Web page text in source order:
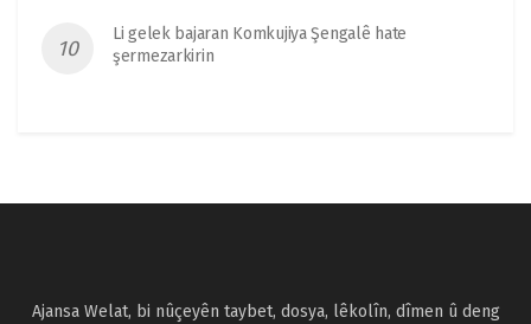
Li gelek bajaran Komkujiya Şengalê hate
şermezarkirin
Ajansa Welat, bi nûçeyên taybet, dosya, lêkolîn, dîmen û deng